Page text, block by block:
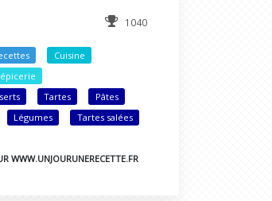
1040
Cuisine
Tartes
Pâtes
Légumes Tartes salées
WWW.UNJOURUNERECETTE.FR